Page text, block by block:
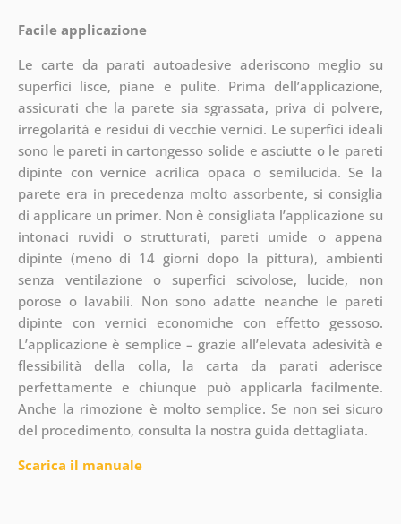
Facile applicazione
Le carte da parati autoadesive aderiscono meglio su
superfici lisce, piane e pulite. Prima dell’applicazione,
assicurati che la parete sia sgrassata, priva di polvere,
irregolarità e residui di vecchie vernici. Le superfici ideali
sono le pareti in cartongesso solide e asciutte o le pareti
dipinte con vernice acrilica opaca o semilucida. Se la
parete era in precedenza molto assorbente, si consiglia
di applicare un primer. Non è consigliata l’applicazione su
intonaci ruvidi o strutturati, pareti umide o appena
dipinte (meno di 14 giorni dopo la pittura), ambienti
senza ventilazione o superfici scivolose, lucide, non
porose o lavabili. Non sono adatte neanche le pareti
dipinte con vernici economiche con effetto gessoso.
L’applicazione è semplice – grazie all’elevata adesività e
flessibilità della colla, la carta da parati aderisce
perfettamente e chiunque può applicarla facilmente.
Anche la rimozione è molto semplice. Se non sei sicuro
del procedimento, consulta la nostra guida dettagliata.
Scarica il manuale